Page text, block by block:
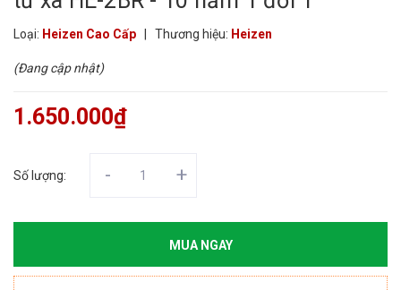
Loại: Heizen Cao Cấp Thương hiệu: Heizen
(Đang cập nhật)
1.650.000₫
Số lượng: - +
MUA NGAY